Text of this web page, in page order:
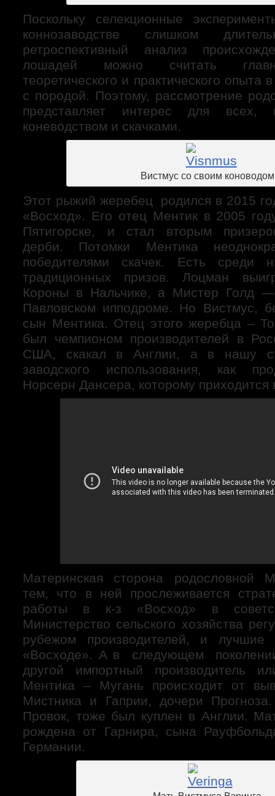
Поскольку селекционные
коннозаводстве слишком
ретроспективный анализ
лошадей можно считать
теоретического и практического опыта
с породой. Поэтому, рассмотрение
представляет интерес для всех,
коневодством и скачками.
Вистмус со своим коноводом
Этот рыжий жеребец родился в 2015
«Восход». Его отец Ментик в 2005
Пятигорске, и стал вторым
дерби. Потомки Ментика
победителями скачек. Есть среди
традиционных призов. Лоцман
Короны в Нальчике, а Мистер Голд
Павловском ипподроме. Но Вистмус,
сын Ментика. Отец этого жеребца –
был чемпионом производителей в
США, скакал в Англии, а в нашу
заводского использования, как
Норсерн Дансера, которому приходится
Материнская сторона родословной
тем, что в ней прослеживается
работы в к-з «Восход» в
Министерство сельского хозяйства
рубежом производителей, и
«Восходе». А в следующем
другой импортный производитель
Ментика – Мугань происходит от
Мистника и Гаприи, дочери
Провок, тоже был куплен в Англии.
рождена от Гарнира, сына
Германии.